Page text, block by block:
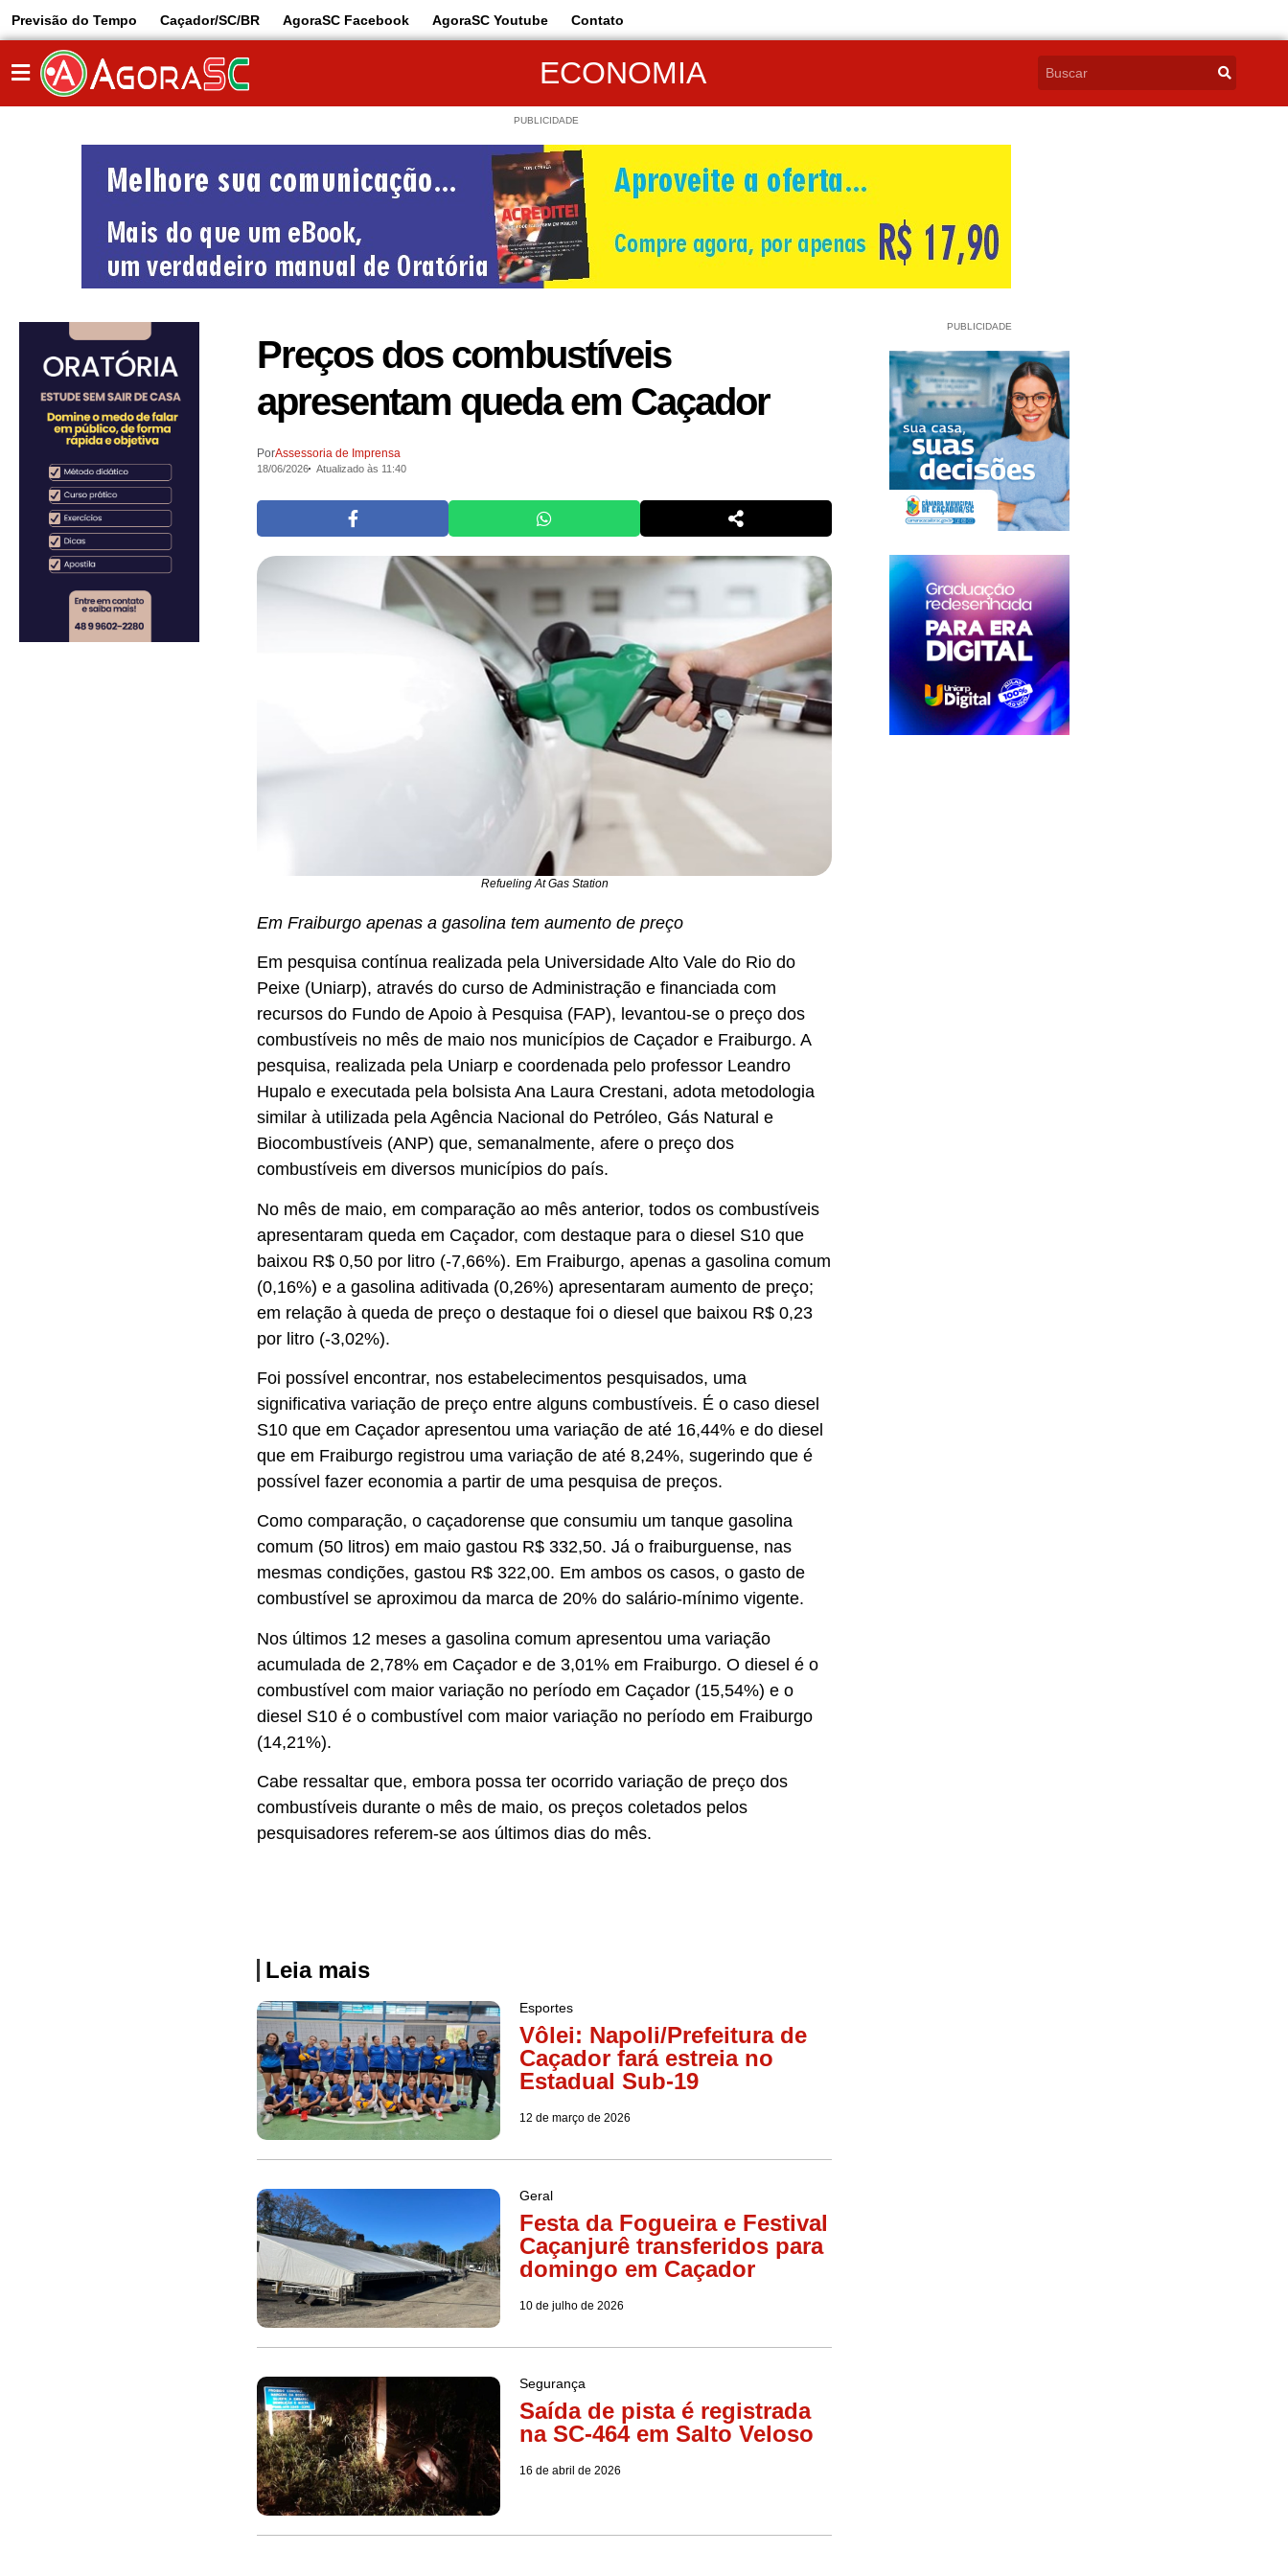
Previsão do Tempo Caçador/SC/BR AgoraSC Facebook AgoraSC Youtube Contato
ECONOMIA
PUBLICIDADE
Preços dos combustíveis
apresentam queda em Caçador
PorAssessoria de Imprensa
18/06/2026 Atualizado às 11:40
Refueling At Gas Station
Em Fraiburgo apenas a gasolina tem aumento de preço
Em pesquisa contínua realizada pela Universidade Alto Vale do Rio do
Peixe (Uniarp), através do curso de Administração e financiada com
recursos do Fundo de Apoio à Pesquisa (FAP), levantou-se o preço dos
combustíveis no mês de maio nos municípios de Caçador e Fraiburgo. A
pesquisa, realizada pela Uniarp e coordenada pelo professor Leandro
Hupalo e executada pela bolsista Ana Laura Crestani, adota metodologia
similar à utilizada pela Agência Nacional do Petróleo, Gás Natural e
Biocombustíveis (ANP) que, semanalmente, afere o preço dos
combustíveis em diversos municípios do país.
No mês de maio, em comparação ao mês anterior, todos os combustíveis
apresentaram queda em Caçador, com destaque para o diesel S10 que
baixou R$ 0,50 por litro (-7,66%). Em Fraiburgo, apenas a gasolina comum
(0,16%) e a gasolina aditivada (0,26%) apresentaram aumento de preço;
em relação à queda de preço o destaque foi o diesel que baixou R$ 0,23
por litro (-3,02%).
Foi possível encontrar, nos estabelecimentos pesquisados, uma
significativa variação de preço entre alguns combustíveis. É o caso diesel
S10 que em Caçador apresentou uma variação de até 16,44% e do diesel
que em Fraiburgo registrou uma variação de até 8,24%, sugerindo que é
possível fazer economia a partir de uma pesquisa de preços.
Como comparação, o caçadorense que consumiu um tanque gasolina
comum (50 litros) em maio gastou R$ 332,50. Já o fraiburguense, nas
mesmas condições, gastou R$ 322,00. Em ambos os casos, o gasto de
combustível se aproximou da marca de 20% do salário-mínimo vigente.
Nos últimos 12 meses a gasolina comum apresentou uma variação
acumulada de 2,78% em Caçador e de 3,01% em Fraiburgo. O diesel é o
combustível com maior variação no período em Caçador (15,54%) e o
diesel S10 é o combustível com maior variação no período em Fraiburgo
(14,21%).
Cabe ressaltar que, embora possa ter ocorrido variação de preço dos
combustíveis durante o mês de maio, os preços coletados pelos
pesquisadores referem-se aos últimos dias do mês.
Leia mais
Esportes
Vôlei: Napoli/Prefeitura de
Caçador fará estreia no
Estadual Sub-19
12 de março de 2026
Geral
Festa da Fogueira e Festival
Caçanjurê transferidos para
domingo em Caçador
10 de julho de 2026
Segurança
Saída de pista é registrada
na SC-464 em Salto Veloso
16 de abril de 2026
PUBLICIDADE